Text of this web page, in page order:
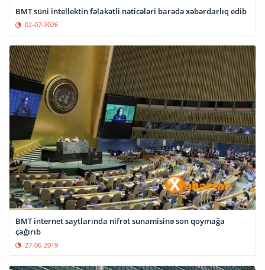
BMT süni intellektin fəlakətli nəticələri barədə xəbərdarlıq edib
02-07-2026
BMT internet saytlarında nifrət sunamisinə son qoymağa
çağırıb
27-06-2019